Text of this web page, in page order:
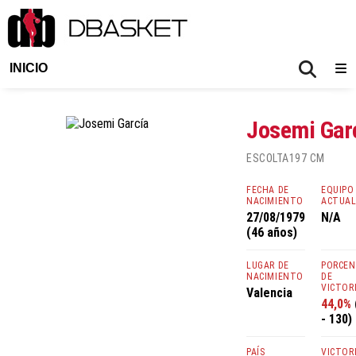
INICIO
Josemi
ESCOLTA197 CM
FECHA DE
NACIMIENTO
27/08/1979
(46 años)
LUGAR DE
NACIMIENTO
Valencia
PAÍS
EQUIPO
ACTUAL
N/A
DE
44,0%
- 130)